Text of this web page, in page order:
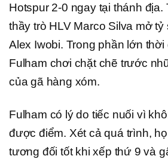
Hotspur 2-0 ngay tại thánh địa.
thầy trò HLV Marco Silva mở
Alex Iwobi. Trong phần lớn thời
Fulham chơi chặt chẽ trước
của gã hàng xóm.
Fulham có lý do tiếc nuối vì
được điểm. Xét cả quá trình,
tương đối tốt khi xếp thứ 9 và